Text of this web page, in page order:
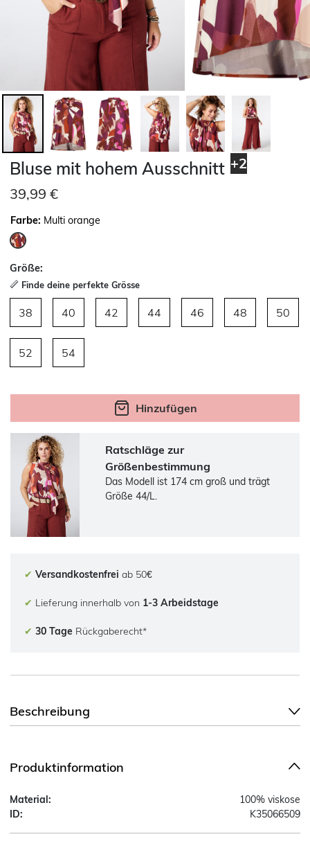
+2
Bluse mit hohem Ausschnitt
39,99 €
Farbe: Multi orange
Größe:
Finde deine perfekte Grösse
38 40 42 44 46 48 50
52 54
Hinzufügen
Ratschläge zur
Größenbestimmung
Das Modell ist 174 cm groß und trägt
Größe 44/L.
✔ Versandkostenfrei ab 50€
✔ Lieferung innerhalb von 1-3 Arbeidstage
✔ 30 Tage Rückgaberecht*
Beschreibung
Produktinformation
Material:
100% viskose
ID:
K35066509